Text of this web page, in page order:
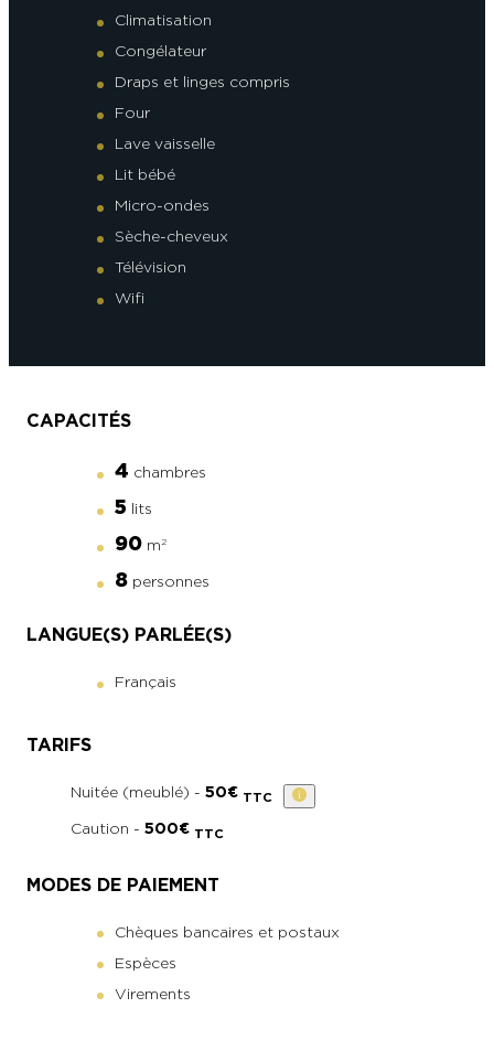
Climatisation
Congélateur
Draps et linges compris
Four
Lave vaisselle
Lit bébé
Micro-ondes
Sèche-cheveux
Télévision
Wifi
CAPACITÉS
4 chambres
5 lits
90 m 2
8 personnes
LANGUE(S) PARLÉE(S)
Français
TARIFS
Nuitée (meublé) - 50€ TTC
Caution - 500€ TTC
MODES DE PAIEMENT
Chèques bancaires et postaux
Espèces
Virements